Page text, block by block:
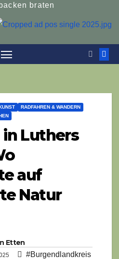
braten
RADFAHREN & WANDERN
Luthers
auf
Natur
Etten
#Burgendlandkreis